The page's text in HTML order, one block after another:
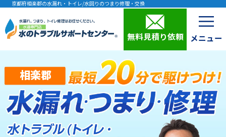
京都府相楽郡の水漏れ・トイレ/水回りのつまり修理・交換
無料見積り依頼
相楽郡